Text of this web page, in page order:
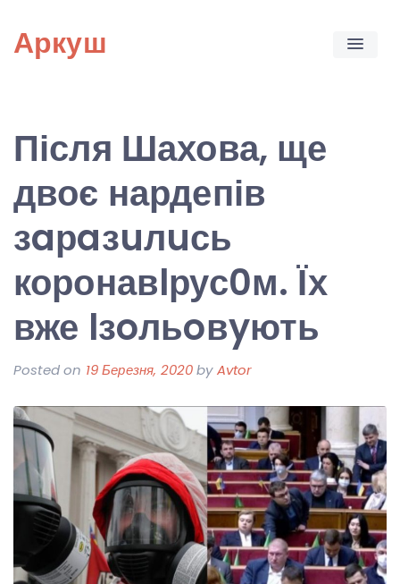
content
Аркуш
Після Шахова, ще
двоє нардепів
зaрaзuлuсь
коронавlрус0м. Їх
вже lзoльoвyють
Posted on 19 Березня, 2020byAvtor